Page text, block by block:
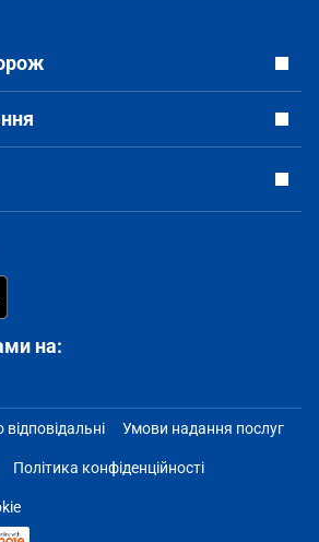
на:
Умови надання послуг
Політика конфіденційності